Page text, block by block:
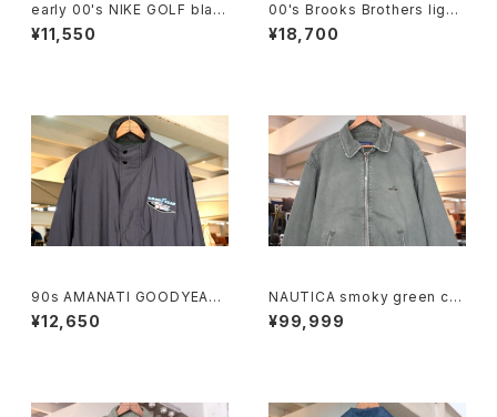
early 00's NIKE GOLF blac
k v-neck Vest
¥11,550
00's Brooks Brothers light
-beige zip-up Jacket
¥18,700
90s AMANATI GOODYEAR
and NASCAR official racin
g nylon Jacket
¥12,650
NAUTICA smoky green cra
shed-cotton zip-up Jacke
t
¥99,999